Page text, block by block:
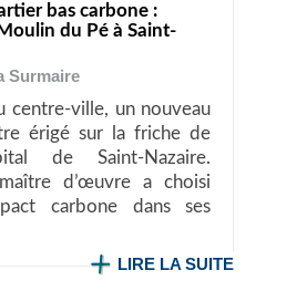
bas carbone :
du Pé à Saint-
Surmaire
centre-ville, un nouveau
érigé sur la friche de
de Saint-Nazaire.
d’œuvre a choisi
carbone dans ses
LIRE LA SUITE